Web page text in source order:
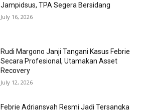
Jampidsus, TPA Segera Bersidang
July 16, 2026
Rudi Margono Janji Tangani Kasus Febrie
Secara Profesional, Utamakan Asset
Recovery
July 12, 2026
Febrie Adriansyah Resmi Jadi Tersangka